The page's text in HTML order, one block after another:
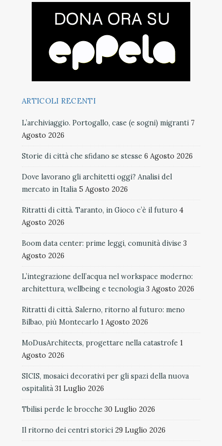
ARTICOLI RECENTI
L’archiviaggio. Portogallo, case (e sogni) migranti 7
Agosto 2026
Storie di città che sfidano se stesse 6 Agosto 2026
Dove lavorano gli architetti oggi? Analisi del
mercato in Italia 5 Agosto 2026
Ritratti di città. Taranto, in Gioco c’è il futuro 4
Agosto 2026
Boom data center: prime leggi, comunità divise 3
Agosto 2026
L’integrazione dell’acqua nel workspace moderno:
architettura, wellbeing e tecnologia 3 Agosto 2026
Ritratti di città. Salerno, ritorno al futuro: meno
Bilbao, più Montecarlo 1 Agosto 2026
MoDusArchitects, progettare nella catastrofe 1
Agosto 2026
SICIS, mosaici decorativi per gli spazi della nuova
ospitalità 31 Luglio 2026
Tbilisi perde le brocche 30 Luglio 2026
Il ritorno dei centri storici 29 Luglio 2026